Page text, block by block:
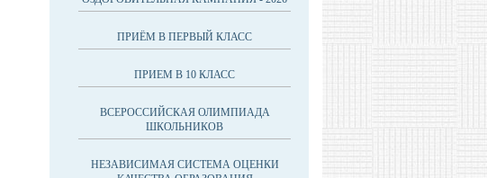
ПРИЁМ В ПЕРВЫЙ КЛАСС
ПРИЕМ В 10 КЛАСС
ВСЕРОССИЙСКАЯ ОЛИМПИАДА
ШКОЛЬНИКОВ
НЕЗАВИСИМАЯ СИСТЕМА ОЦЕНКИ